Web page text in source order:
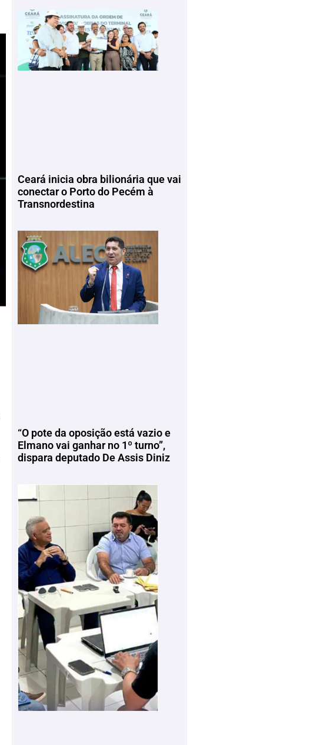
Ceará inicia obra bilionária que vai
conectar o Porto do Pecém à
Transnordestina
“O pote da oposição está vazio e
Elmano vai ganhar no 1º turno”,
dispara deputado De Assis Diniz